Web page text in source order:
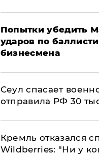
Попытки убедить
ударов по
бизнесмена
​Сеул спасает
отправила РФ 30
Кремль отказался
Wildberries: "Ни у